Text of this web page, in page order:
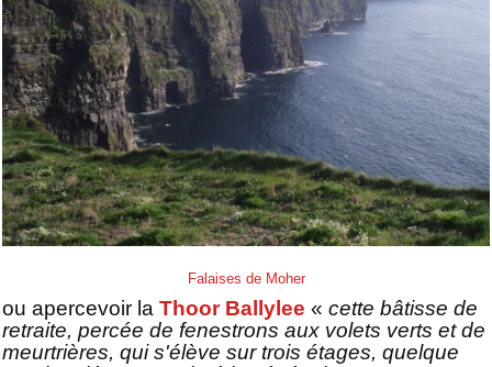
Falaises de Moher
ou apercevoir la Thoor Ballylee « cette bâtisse de
retraite, percée de fenestrons aux volets verts et de
meurtrières, qui s'élève sur trois étages, quelque